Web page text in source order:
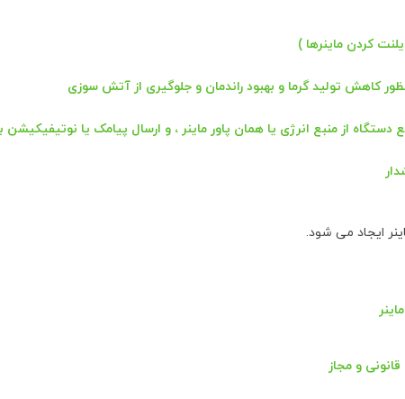
کردن ماینرها )
کاهش تولید گرما و بهبود راندمان و جلوگیری از آتش سوزی
از منبع انرژی یا همان پاور ماینر ، و ارسال پیامک یا نوتیفیکیشن
ایجاد می شود.
و مجاز